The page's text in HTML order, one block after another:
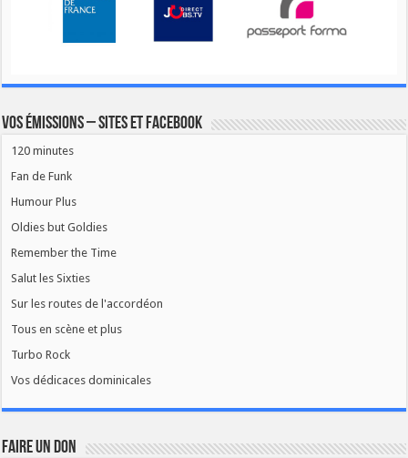
Vos émissions – Sites et Facebook
120 minutes
Fan de Funk
Humour Plus
Oldies but Goldies
Remember the Time
Salut les Sixties
Sur les routes de l'accordéon
Tous en scène et plus
Turbo Rock
Vos dédicaces dominicales
FAIRE UN DON